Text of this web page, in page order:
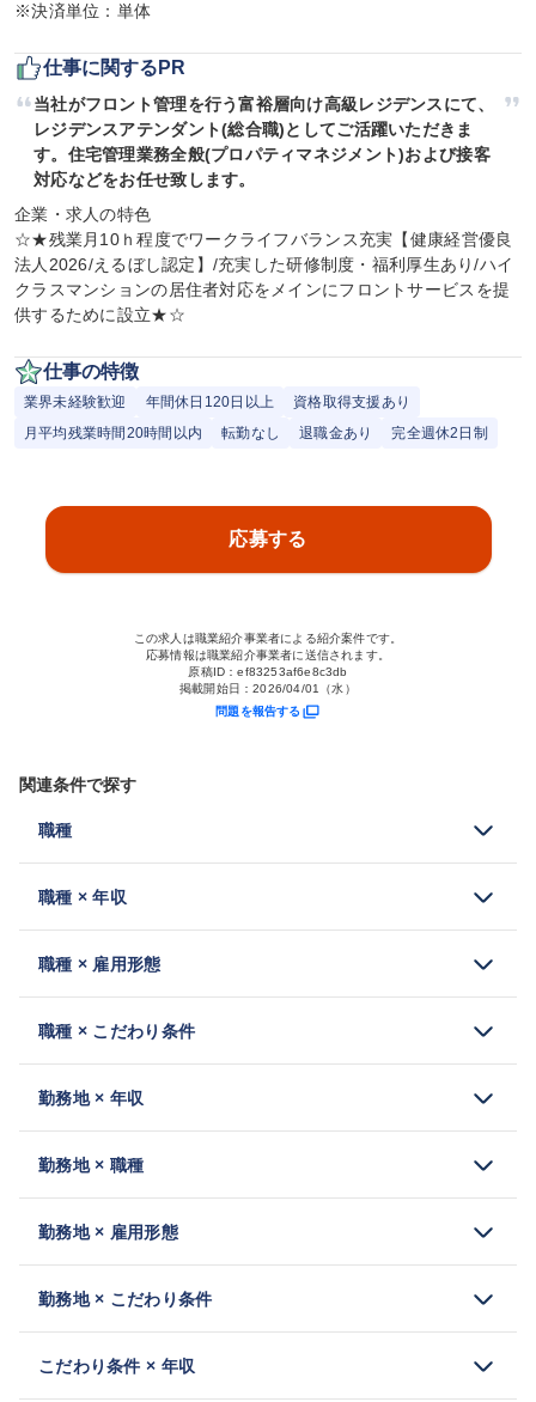
※決済単位：単体
仕事に関するPR
当社がフロント管理を行う富裕層向け高級レジデンスにて、
レジデンスアテンダント(総合職)としてご活躍いただきま
す。住宅管理業務全般(プロパティマネジメント)および接客
対応などをお任せ致します。
企業・求人の特色
☆★残業月10ｈ程度でワークライフバランス充実【健康経営優良
法人2026/えるぼし認定】/充実した研修制度・福利厚生あり/ハイ
クラスマンションの居住者対応をメインにフロントサービスを提
供するために設立★☆
仕事の特徴
業界未経験歓迎 年間休日120日以上
資格取得支援あり
月平均残業時間20時間以内
転勤なし 退職金あり 完全週休2日制
応募する
この求人は職業紹介事業者による紹介案件です。
応募情報は職業紹介事業者に送信されます。
原稿ID：ef83253af6e8c3db
掲載開始日：2026/04/01（水）
問題を報告する
関連条件で探す
職種
職種 × 年収
職種 × 雇用形態
職種 × こだわり条件
勤務地 × 年収
勤務地 × 職種
勤務地 × 雇用形態
勤務地 × こだわり条件
こだわり条件 × 年収